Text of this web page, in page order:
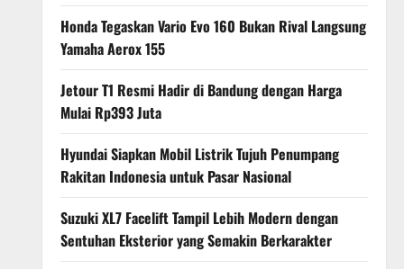
Honda Tegaskan Vario Evo 160 Bukan Rival Langsung
Yamaha Aerox 155
Jetour T1 Resmi Hadir di Bandung dengan Harga
Mulai Rp393 Juta
Hyundai Siapkan Mobil Listrik Tujuh Penumpang
Rakitan Indonesia untuk Pasar Nasional
Suzuki XL7 Facelift Tampil Lebih Modern dengan
Sentuhan Eksterior yang Semakin Berkarakter